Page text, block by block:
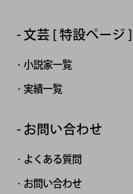
文芸 [ 特設ページ ]
小説家一覧
実績一覧
お問い合わせ
よくある質問
お問い合わせ